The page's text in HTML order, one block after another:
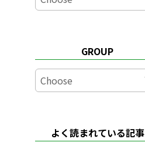
GROUP
よく読まれている記事